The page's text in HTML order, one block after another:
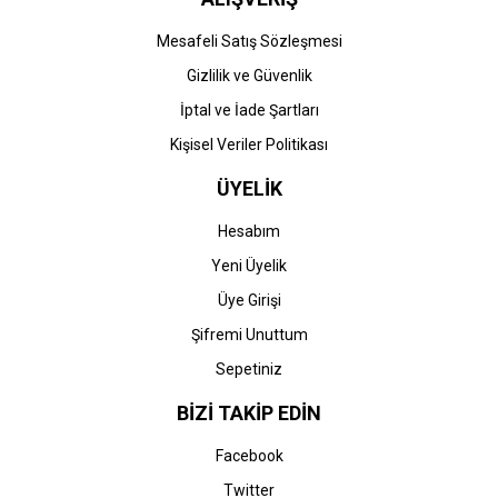
Mesafeli Satış Sözleşmesi
Gizlilik ve Güvenlik
İptal ve İade Şartları
Kişisel Veriler Politikası
ÜYELİK
Hesabım
Yeni Üyelik
Üye Girişi
Şifremi Unuttum
Sepetiniz
BİZİ TAKİP EDİN
Facebook
Twitter